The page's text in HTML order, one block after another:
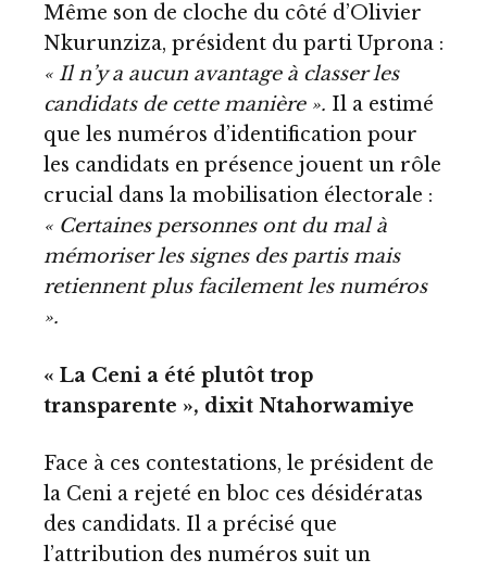
Même son de cloche du côté d’Olivier
Nkurunziza, président du parti Uprona :
« Il n’y a aucun avantage à classer les
candidats de cette manière ». Il a estimé
que les numéros d’identification pour
les candidats en présence jouent un rôle
crucial dans la mobilisation électorale :
« Certaines personnes ont du mal à
mémoriser les signes des partis mais
retiennent plus facilement les numéros
».
« La Ceni a été plutôt trop
transparente », dixit Ntahorwamiye
Face à ces contestations, le président de
la Ceni a rejeté en bloc ces désidératas
des candidats. Il a précisé que
l’attribution des numéros suit un